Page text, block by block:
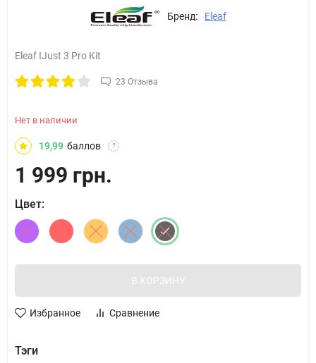
Бренд: Eleaf
Eleaf IJust 3 Pro Kit
23 Отзыва
Нет в наличии
19,99 баллов ?
1 999 грн.
Цвет:
В КОРЗИНУ
Избранное Сравнение
Тэги